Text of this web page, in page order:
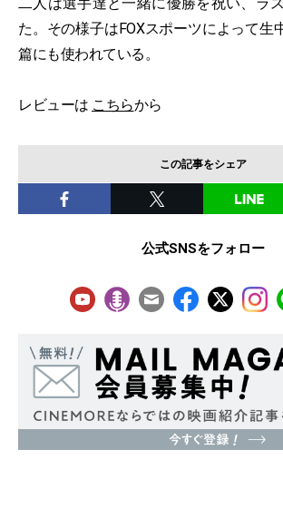
た。その様子はFOXスポーツによって生
篇にも使われている。
レビューは こちらから
この記事をシェア
公式SNSをフォロー